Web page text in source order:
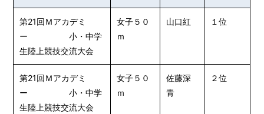
第21回Ｍアカデミ
ー 小・中学
生陸上競技交流大会
女子５０
ｍ
山口紅 １位
第21回Ｍアカデミ
ー 小・中学
生陸上競技交流大会
女子５０
ｍ
佐藤深
青
２位